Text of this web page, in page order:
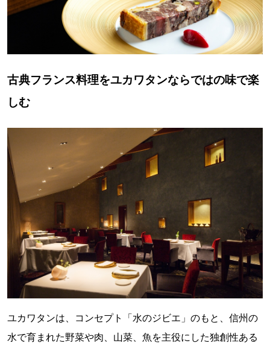
古典フランス料理をユカワタンならではの味で楽
しむ
ユカワタンは、コンセプト「水のジビエ」のもと、信州の
水で育まれた野菜や肉、山菜、魚を主役にした独創性ある